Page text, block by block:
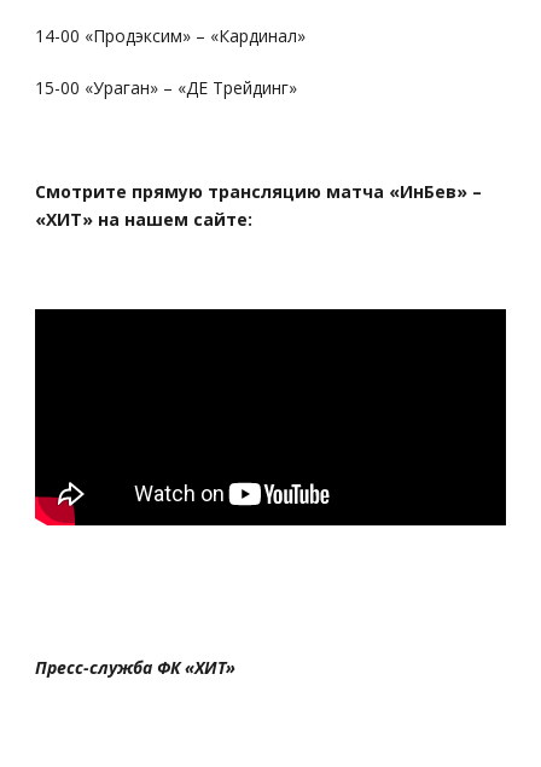
14-00 «Продэксим» – «Кардинал»
15-00 «Ураган» – «ДЕ Трейдинг»
Смотрите прямую трансляцию матча «ИнБев» –
«ХИТ» на нашем сайте:
Пресс-служба ФК «ХИТ»